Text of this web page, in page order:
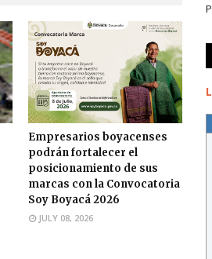
Empresarios boyacenses
podrán fortalecer el
posicionamiento de sus
marcas con la Convocatoria
Soy Boyacá 2026
JULY 08, 2026